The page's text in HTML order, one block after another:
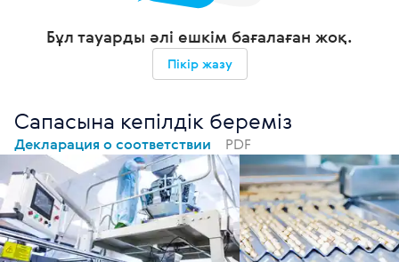
Бұл тауарды әлі ешкім бағалаған жоқ.
Пікір жазу
Сапасына кепілдік береміз
Декларация о соответствии PDF